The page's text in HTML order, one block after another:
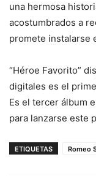
una hermosa
acostumbrados a
promete instalarse
“Héroe Favorito”
digitales es el
Es el tercer álbum
para lanzarse este
ETIQUETAS Romeo